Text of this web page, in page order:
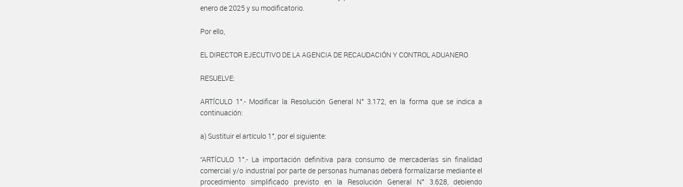
enero de 2025 y su modificatorio.
Por ello,
EL DIRECTOR EJECUTIVO DE LA AGENCIA DE RECAUDACIÓN Y CONTROL ADUANERO
RESUELVE:
ARTÍCULO 1°.- Modificar la Resolución General N° 3.172, en la forma que se indica a
continuación:
a) Sustituir el artículo 1°, por el siguiente:
“ARTÍCULO 1°.- La importación definitiva para consumo de mercaderías sin finalidad
comercial y/o industrial por parte de personas humanas deberá formalizarse mediante el
procedimiento simplificado previsto en la Resolución General N° 3.628, debiendo